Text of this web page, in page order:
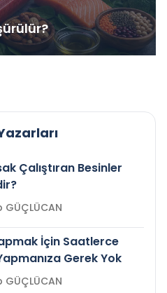
Çalıştıran Besinler
Zeynep GÜÇLÜCAN
İçin Saatlerce
Gerek Yok
Zeynep GÜÇLÜCAN